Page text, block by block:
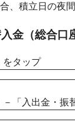
、積立日の夜
入金（総合
をタップ
－「入出金・振